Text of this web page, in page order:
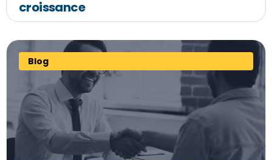
croissance
Blog